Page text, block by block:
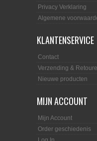
Privacy Verklaring
Algemene
KLANTENSERVICE
Contact
Verzending &
Nieuwe producten
MIJN ACCOUNT
Mijn Account
Order geschiedenis